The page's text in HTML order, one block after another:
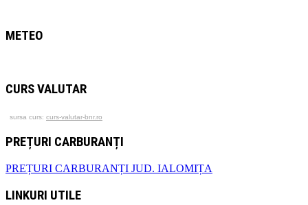
METEO
CURS VALUTAR
sursa curs: curs-valutar-bnr.ro
PREȚURI CARBURANȚI
PREȚURI CARBURANȚI JUD. IALOMIȚA
LINKURI UTILE